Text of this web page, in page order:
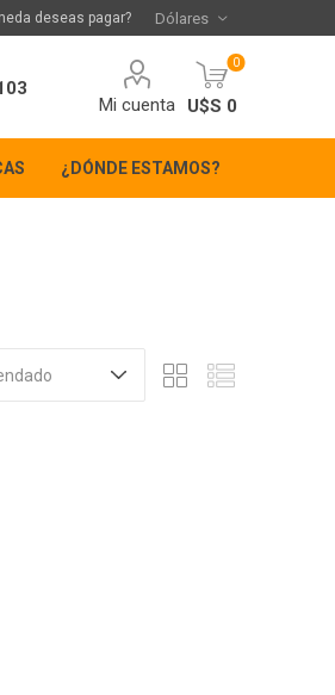
deseas pagar?
Mi cuenta
0
U$S 0
¿DÓNDE ESTAMOS?